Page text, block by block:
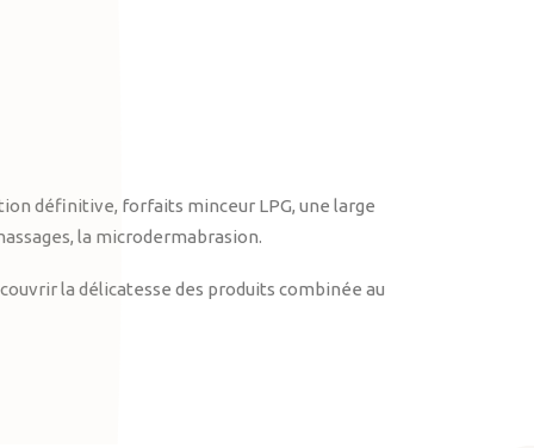
définitive, forfaits minceur LPG, une large
la microdermabrasion.
la délicatesse des produits combinée au